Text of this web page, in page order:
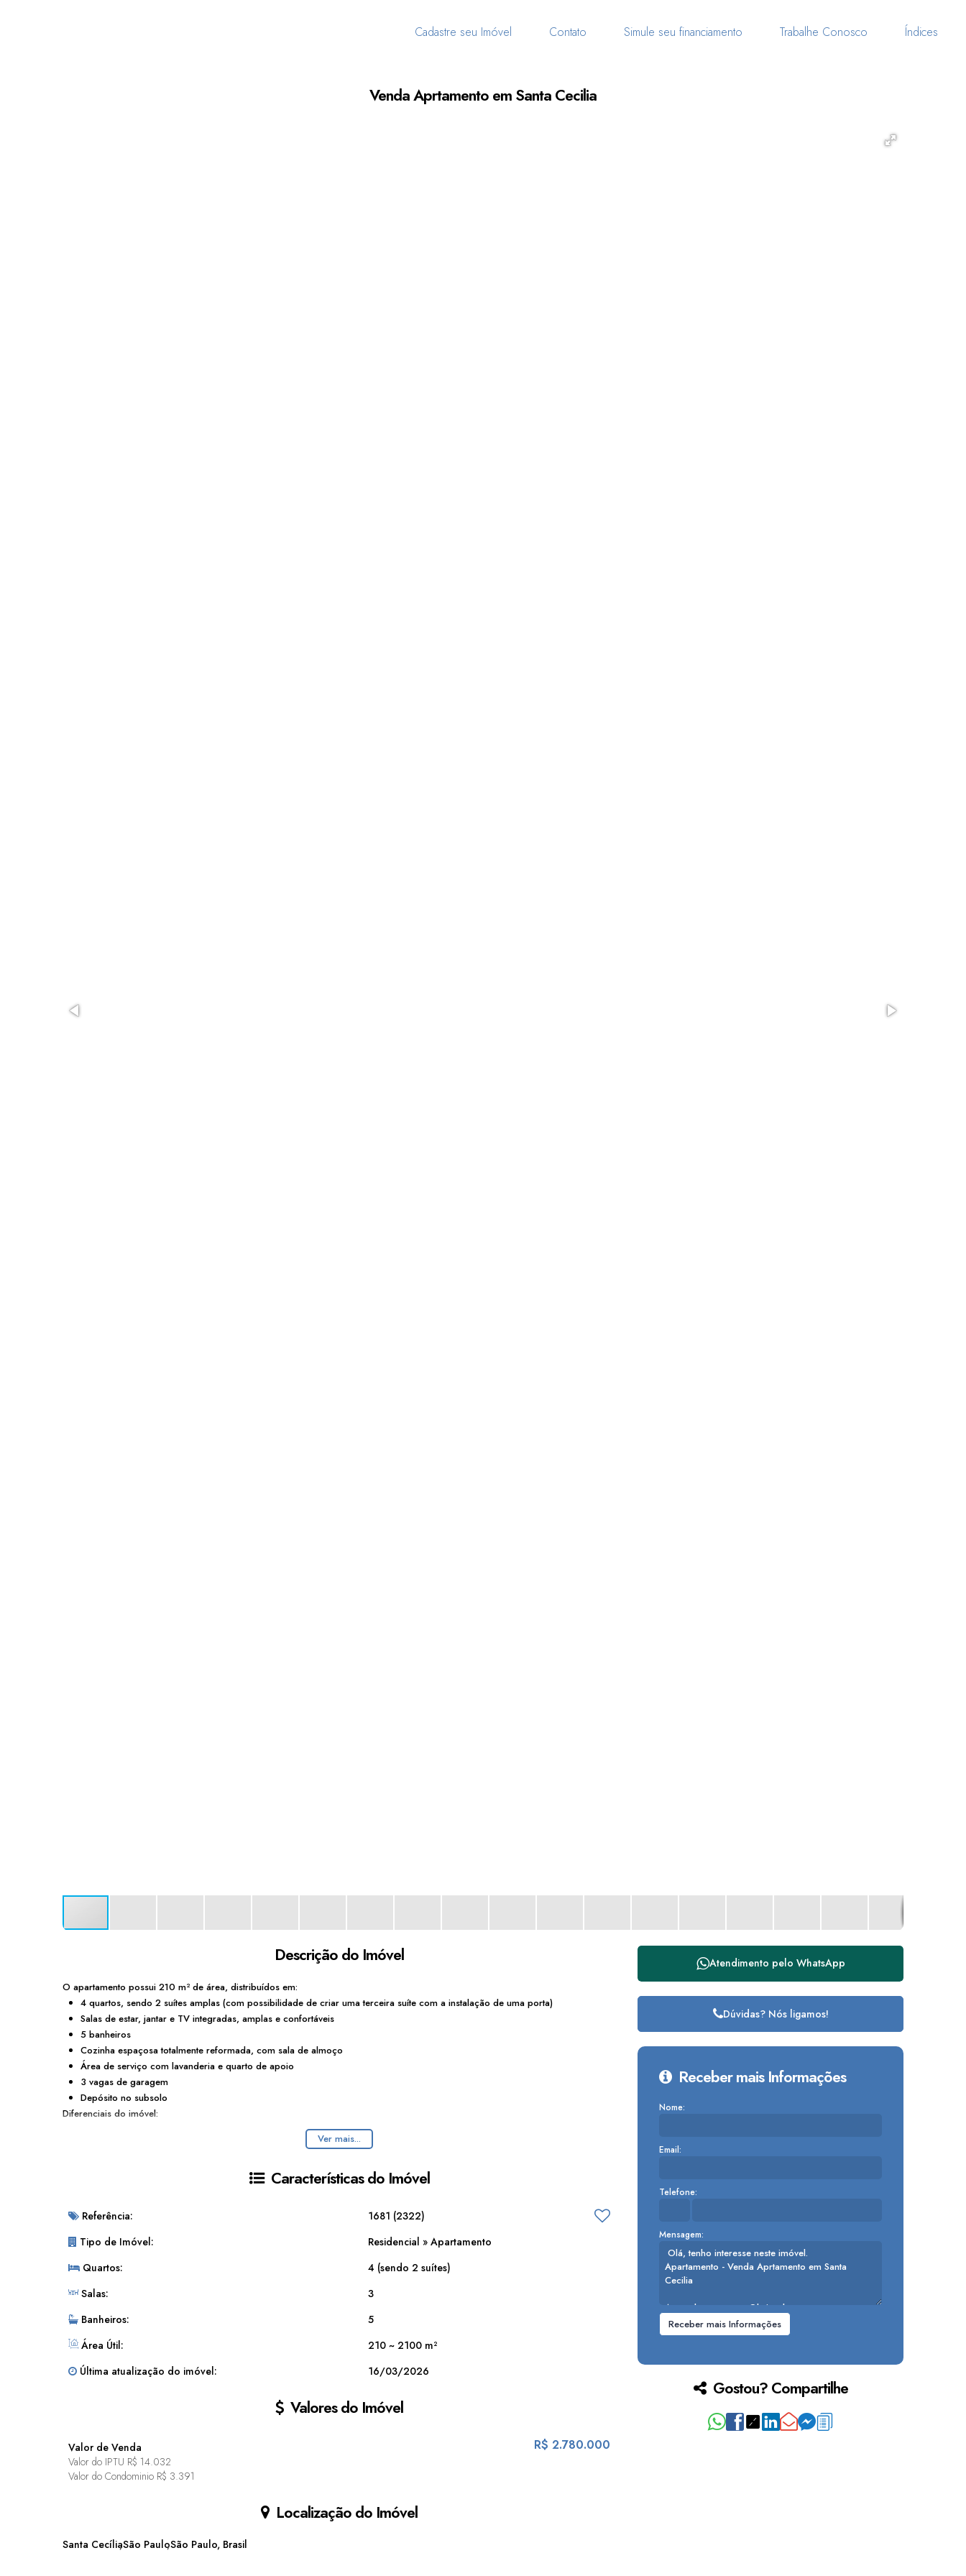
Cadastre seu Imóvel Contato Simule seu financiamento Trabalhe Conosco Índices
Venda Aprtamento em Santa Cecilia
Descrição do Imóvel
O apartamento possui 210 m² de área, distribuídos em:
4 quartos, sendo 2 suítes amplas (com possibilidade de criar umaterceira suíte com a instalação de uma porta)
Salas de estar, jantar e TV integradas, amplas e confortáveis
5 banheiros
Cozinha espaçosatotalmente reformada, com sala de almoço
Área de serviço com lavanderia e quarto de apoio
3 vagas de garagem
Depósito no subsolo
Diferenciais do imóvel:
vistaparaaárea
todasassalas
Sistema
Um imóvelideal localização emum
Ver mais...
Características do Imóvel
Referência: 1681 (2322)
Tipo de Imóvel:
Residencial » Apartamento
Quartos:
4 (sendo 2 suítes)
Salas:
3
Banheiros:
5
Área Útil:
210 ~ 2100 m²
Última atualização do imóvel:
16/03/2026
Valores do Imóvel
R$ 2.780.000
Valor de Venda
Valor do IPTU R$ 14.032
Valor do Condominio R$ 3.391
Localização do Imóvel
Santa CecíliaSão PauloSão Paulo, Brasil
Atendimento pelo WhatsApp
Dúvidas? Nós ligamos!
Receber mais Informações
Nome:
Email:
Telefone:
Mensagem:
Gostou? Compartilhe